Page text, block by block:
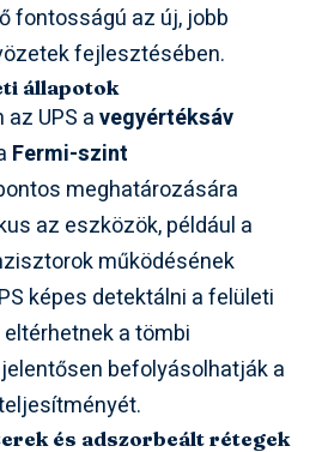
fontosságú az új, jobb
fejlesztésében.
állapotok
UPS avegyértéksáv
Fermi-szint
meghatározására
az eszközök, például a
működésének
képes detektálni a felületi
a tömbi
befolyásolhatják a
és adszorbeált rétegek